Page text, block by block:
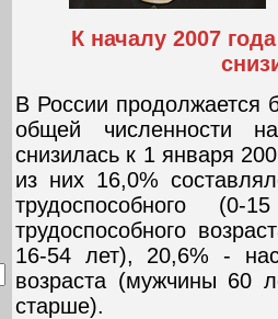
К началу 2007
В России продолжается
общей численности
снизилась к 1 января
из них 16,0%
трудоспособного
трудоспособного
16-54 лет), 20,6% -
возраста (мужчины 60
старше).